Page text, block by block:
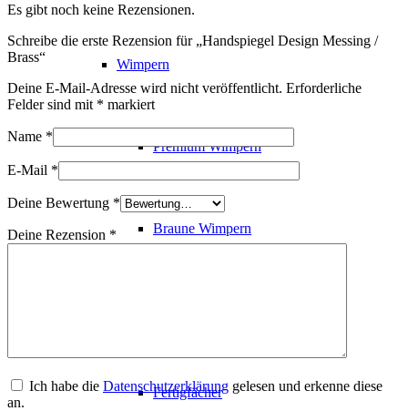
Wimpern
Premium Wimpern
Braune Wimpern
Fertigfächer
Es gibt noch keine Rezensionen.
Schreibe die erste Rezension für „Handspiegel Design Messing /
Brass“
Deine E-Mail-Adresse wird nicht veröffentlicht. Erforderliche
Felder sind mit * markiert
Name *
E-Mail *
Deine Bewertung *
Deine Rezension *
Ich habe die Datenschutzerklärung gelesen und erkenne diese
an.